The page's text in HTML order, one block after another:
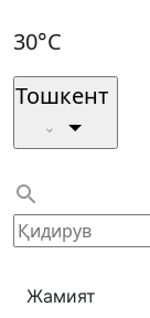
30°C
Тошкент
Жамият